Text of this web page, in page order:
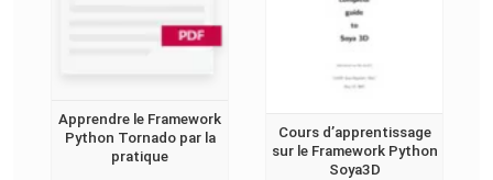
Apprendre le Framework
Python Tornado par la
pratique
Cours d’apprentissage
sur le Framework Python
Soya3D